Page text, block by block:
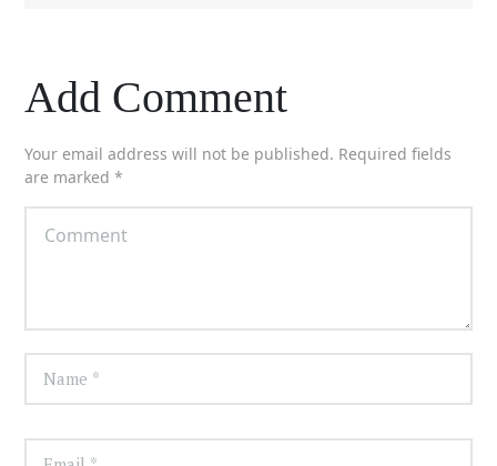
Add Comment
Your email address will not be published. Required fields
are marked *